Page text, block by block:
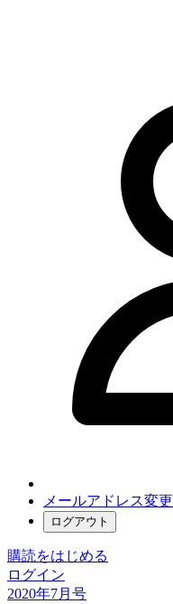
メールアドレス変更
ログアウト
購読をはじめる
ログイン
2020年7月号